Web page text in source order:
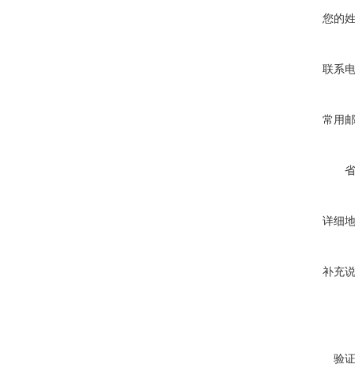
您的
联系
常用
详细
补充
验